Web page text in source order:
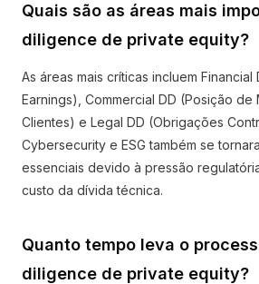
Quais são as áreas mais
diligence de private equity?
As áreas mais críticas incluem Financial
Earnings), Commercial DD (Posição
Clientes) e Legal DD (Obrigações
Cybersecurity e ESG também se
essenciais devido à pressão
custo da dívida técnica.
Quanto tempo leva o
diligence de private equity?